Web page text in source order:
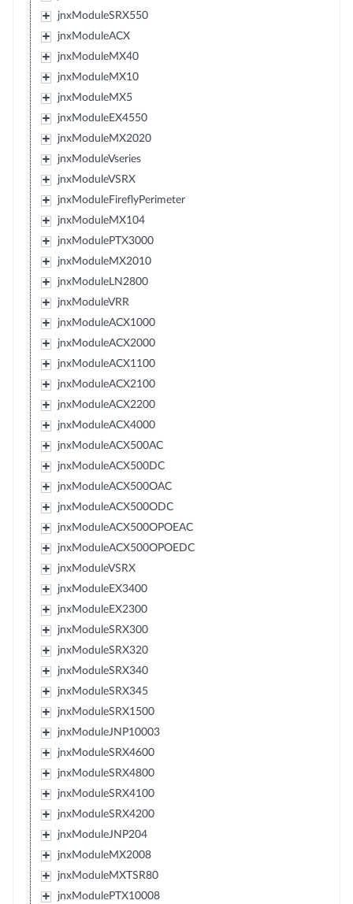
jnxModuleSRX550
jnxModuleACX
jnxModuleMX40
jnxModuleMX10
jnxModuleMX5
jnxModuleEX4550
jnxModuleMX2020
jnxModuleVseries
jnxModuleVSRX
jnxModuleFireflyPerimeter
jnxModuleMX104
jnxModulePTX3000
jnxModuleMX2010
jnxModuleLN2800
jnxModuleVRR
jnxModuleACX1000
jnxModuleACX2000
jnxModuleACX1100
jnxModuleACX2100
jnxModuleACX2200
jnxModuleACX4000
jnxModuleACX500AC
jnxModuleACX500DC
jnxModuleACX500OAC
jnxModuleACX500ODC
jnxModuleACX500OPOEAC
jnxModuleACX500OPOEDC
jnxModuleVSRX
jnxModuleEX3400
jnxModuleEX2300
jnxModuleSRX300
jnxModuleSRX320
jnxModuleSRX340
jnxModuleSRX345
jnxModuleSRX1500
jnxModuleJNP10003
jnxModuleSRX4600
jnxModuleSRX4800
jnxModuleSRX4100
jnxModuleSRX4200
jnxModuleJNP204
jnxModuleMX2008
jnxModuleMXTSR80
jnxModulePTX10008